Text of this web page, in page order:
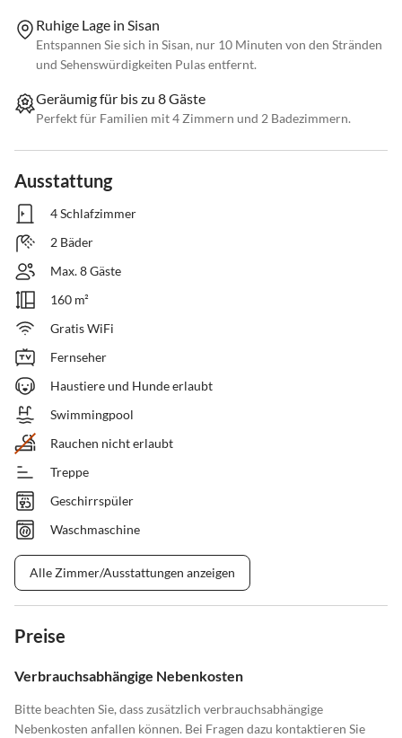
Ruhige Lage in Sisan
Entspannen Sie sich in Sisan, nur 10 Minuten von den Stränden
und Sehenswürdigkeiten Pulas entfernt.
Geräumig für bis zu 8 Gäste
Perfekt für Familien mit 4 Zimmern und 2 Badezimmern.
Ausstattung
4 Schlafzimmer
2 Bäder
Max. 8 Gäste
160 m²
Gratis WiFi
Fernseher
Haustiere und Hunde erlaubt
Swimmingpool
Rauchen nicht erlaubt
Treppe
Geschirrspüler
Waschmaschine
Alle Zimmer/Ausstattungen anzeigen
Preise
Verbrauchsabhängige Nebenkosten
Bitte beachten Sie, dass zusätzlich verbrauchsabhängige
Nebenkosten anfallen können. Bei Fragen dazu kontaktieren Sie